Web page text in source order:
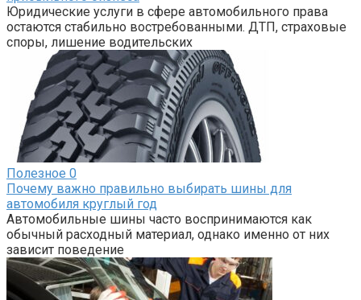
Юридические услуги в сфере автомобильного права
остаются стабильно востребованными. ДТП, страховые
споры, лишение водительских
Полезное 0
Почему важно правильно выбирать шины для
автомобиля круглый год
Автомобильные шины часто воспринимаются как
обычный расходный материал, однако именно от них
зависит поведение